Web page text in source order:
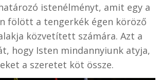
istenélményt, amit egy a
fölött a tengerkék égen köröző
közvetített számára. Azt a
hogy Isten mindannyiunk atyja,
a szeretet köt össze.